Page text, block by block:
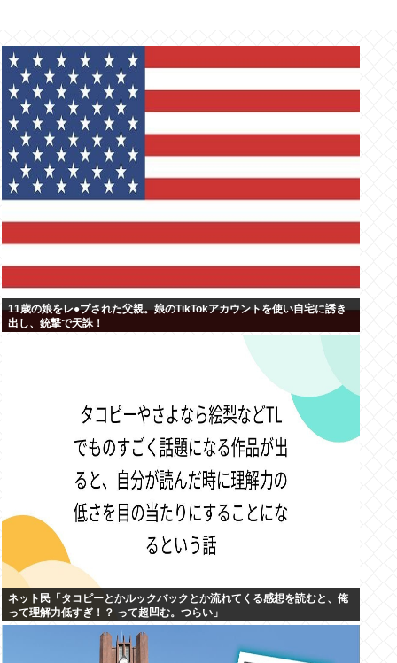
11歳の娘をレ●プされた父親。娘のTikTokアカウントを使い自宅に誘き
出し、銃撃で天誅！
ネット民「タコピーとかルックバックとか流れてくる感想を読むと、俺
って理解力低すぎ！？ って超凹む。つらい」